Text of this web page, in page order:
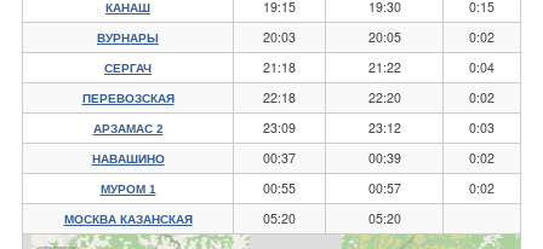
КАНАШ 19:15 19:30 0:15
ВУРНАРЫ 20:03 20:05 0:02
СЕРГАЧ 21:18 21:22 0:04
ПЕРЕВОЗСКАЯ 22:18 22:20 0:02
АРЗАМАС 2 23:09 23:12 0:03
НАВАШИНО 00:37 00:39 0:02
МУРОМ 1 00:55 00:57 0:02
МОСКВА КАЗАНСКАЯ 05:20 05:20